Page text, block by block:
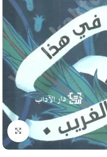
Click to enlarge